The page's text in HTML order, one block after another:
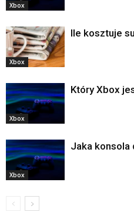
Xbox
Xbox
Ile kosztuje
Xbox
Który Xbox
Xbox
Jaka konsola